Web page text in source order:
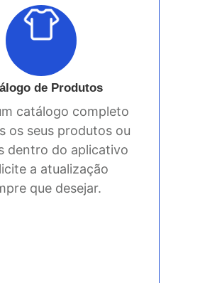
de Produtos
catálogo completo
os seus produtos ou
dentro do aplicativo
a atualização
que desejar.